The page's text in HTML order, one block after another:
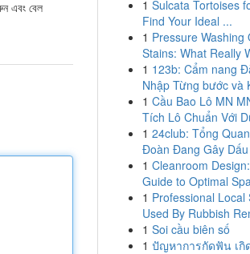
এবং বেল
1 Sulcata Tortoises
Find Your Ideal ...
1 Pressure Washing
Stains: What Really
1 123b: Cẩm nang
Nhập Từng bước và
1 Cầu Bao Lô MN
Tích Lô Chuẩn Với
1 24club: Tổng
Đoàn Đang Gây Dấu
1 Cleanroom
Guide to Optimal
1 Professional Local
Used By Rubbish
1 Soi cầu biên số
1 ปัญหาการกัดฟัน เกิ